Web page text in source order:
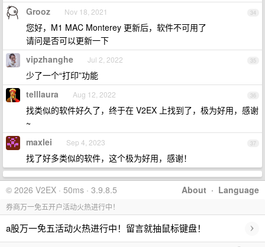
34
Grooz Nov 18, 2021
您好，M1 MAC Monterey 更新后，软件不可用了
请问是否可以更新一下
35
vipzhanghe Jul 2, 2022
少了一个“打印”功能
36
telllaura Aug 12, 2022
找类似的软件好久了，终于在 V2EX 上找到了，极为好用，感谢
~
37
maxlei Sep 4, 2023
找了好多类似的软件，这个极为好用，感谢！
About · Language
© 2026 V2EX · 50ms · 3.9.8.5
券商万一免五开户活动火热进行中！
a股万一免五活动火热进行中！留言就抽鼠标键盘！ ›